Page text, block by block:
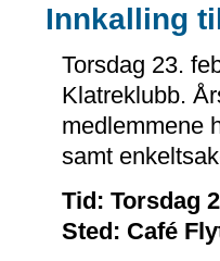
Innkalling
Torsdag 23.
Klatreklubb.
medlemmene
samt
Tid: Torsdag
Sted: Café